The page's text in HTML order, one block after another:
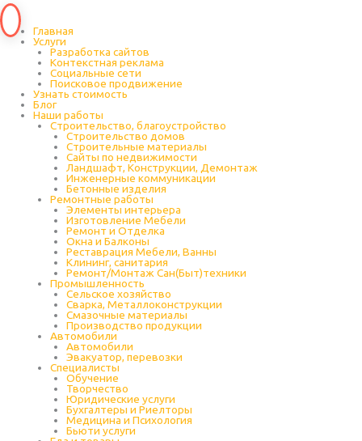
Главная
Услуги
Разработка сайтов
Контекстная реклама
Социальные сети
Поисковое продвижение
Узнать стоимость
Блог
Наши работы
Строительство, благоустройство
Строительство домов
Строительные материалы
Сайты по недвижимости
Ландшафт, Конструкции, Демонтаж
Инженерные коммуникации
Бетонные изделия
Ремонтные работы
Элементы интерьера
Изготовление Мебели
Ремонт и Отделка
Окна и Балконы
Реставрация Мебели, Ванны
Клининг, санитария
Ремонт/Монтаж Сан(Быт)техники
Промышленность
Cельское хозяйство
Сварка, Металлоконструкции
Cмазочные материалы
Производство продукции
Автомобили
Автомобили
Эвакуатор, перевозки
Специалисты
Обучение
Творчество
Юридические услуги
Бухгалтеры и Риелторы
Медицина и Психология
Бьюти услуги